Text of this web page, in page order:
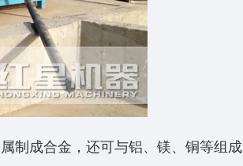
制成合金，还可与铝、镁、铜等组成